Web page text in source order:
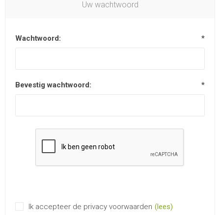
Uw wachtwoord
Wachtwoord: *
Bevestig wachtwoord: *
Ik accepteer de privacy voorwaarden (lees)